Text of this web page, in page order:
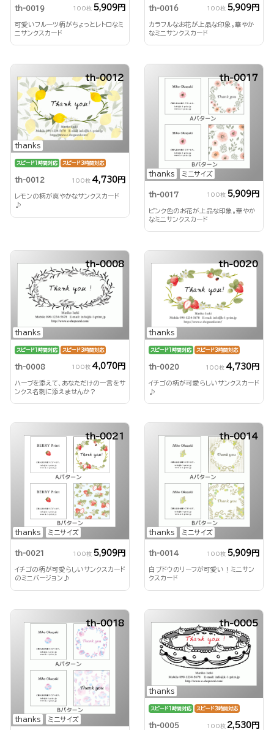
th-0019 100枚 5,909円
可愛いフルーツ柄がちょっとレトロなミ
ニサンクスカード
th-0016 100枚 5,909円
カラフルなお花が上品な印象。華やか
なミニサンクスカード
thanks
th-0012
スピード1時間対応 スピード3時間対応
th-0012 100枚 4,730円
レモンの柄が爽やかなサンクスカード
♪
thanks ミニサイズ
th-0017
th-0017 100枚 5,909円
ピンク色のお花が上品な印象。華やか
なミニサンクスカード
thanks
th-0008
スピード1時間対応 スピード3時間対応
th-0008 100枚 4,070円
ハーブを添えて、あなただけの一言をサ
ンクス名刺に添えませんか？
thanks
th-0020
スピード1時間対応 スピード3時間対応
th-0020 100枚 4,730円
イチゴの柄が可愛らしいサンクスカード
♪
thanks ミニサイズ
th-0021
th-0021 100枚 5,909円
イチゴの柄が可愛らしいサンクスカード
のミニバージョン♪
thanks ミニサイズ
th-0014
th-0014 100枚 5,909円
白ブドウのリーフが可愛い！ミニサン
クスカード
thanks ミニサイズ
th-0018
thanks
th-0005
スピード1時間対応 スピード3時間対応
th-0005 100枚 2,530円